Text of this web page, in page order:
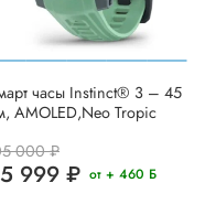
часы Instinct® 3 – 45
AMOLED,Neo Tropic
000 ₽
999 ₽ от + 460 Б